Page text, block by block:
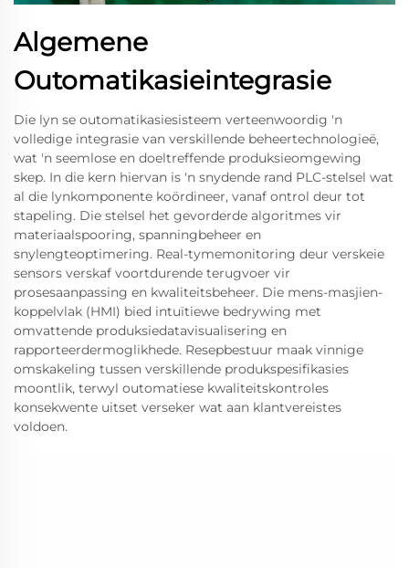
Algemene
Outomatikasieintegrasie
Die lyn se outomatikasiesisteem verteenwoordig 'n
volledige integrasie van verskillende beheertechnologieë,
wat 'n seemlose en doeltreffende produksieomgewing
skep. In die kern hiervan is 'n snydende rand PLC-stelsel wat
al die lynkomponente koördineer, vanaf ontrol deur tot
stapeling. Die stelsel het gevorderde algoritmes vir
materiaalspooring, spanningbeheer en
snylengteoptimering. Real-tymemonitoring deur verskeie
sensors verskaf voortdurende terugvoer vir
prosesaanpassing en kwaliteitsbeheer. Die mens-masjien-
koppelvlak (HMI) bied intuïtiewe bedrywing met
omvattende produksiedatavisualisering en
rapporteerdermoglikhede. Resepbestuur maak vinnige
omskakeling tussen verskillende produkspesifikasies
moontlik, terwyl outomatiese kwaliteitskontroles
konsekwente uitset verseker wat aan klantvereistes
voldoen.